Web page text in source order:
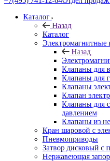
Каталог
Назад
Каталог
Электромагнитные
Назад
Клапаны для
Клапаны для
Клапаны
Клапан
Клапаны для
давлением
Клапаны из
Кран шаровой с
Пневмоприводы
Затвор дисковый с
Нержавеющая